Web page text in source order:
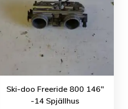
Ski-doo Freeride 800 146″
-14 Spjällhus